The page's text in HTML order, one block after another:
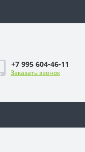
+7 995 604-46-11
Заказать звонок